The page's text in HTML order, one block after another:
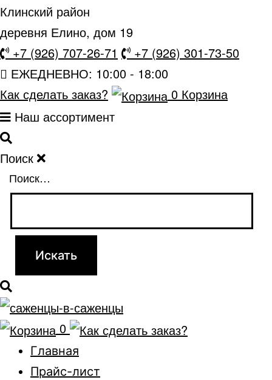
Клинский район
деревня Елино, дом 19
+7 (926) 707-26-71
+7 (926) 301-73-50
ЕЖЕДНЕВНО: 10:00 - 18:00
Как сделать заказ?
0 Корзина
Наш ассортимент
Поиск
Поиск…
0
Главная
Прайс-лист